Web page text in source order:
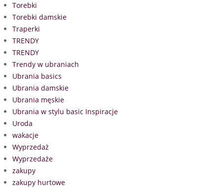
Torebki
Torebki damskie
Traperki
TRENDY
TRENDY
Trendy w ubraniach
Ubrania basics
Ubrania damskie
Ubrania męskie
Ubrania w stylu basic Inspiracje
Uroda
wakacje
Wyprzedaż
Wyprzedaże
zakupy
zakupy hurtowe